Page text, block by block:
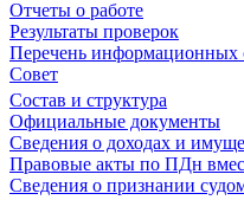
Отчеты о работе
Результаты проверок
Перечень информационных
Совет
Состав и структура
Официальные документы
Сведения о доходах и
Правовые акты по ПДн
Сведения о признании